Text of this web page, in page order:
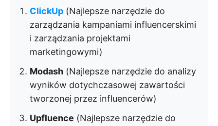
ClickUp (Najlepsze narzędzie do
zarządzania kampaniami influencerskimi
i zarządzania projektami
marketingowymi)
Modash (Najlepsze narzędzie do analizy
wyników dotychczasowej zawartości
tworzonej przez influencerów)
Upfluence (Najlepsze narzędzie do